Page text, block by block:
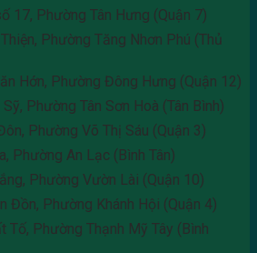
17, Phường Tân Hưng (Quận 7)
Phường Tăng Nhơn Phú (Thủ
Hớn, Phường Đông Hưng (Quận 12)
Phường Tân Sơn Hoà (Tân Bình)
Phường Võ Thị Sáu (Quận 3)
Phường An Lạc (Bình Tân)
Phường Vườn Lài (Quận 10)
Đồn, Phường Khánh Hội (Quận 4)
Tố, Phường Thạnh Mỹ Tây (Bình